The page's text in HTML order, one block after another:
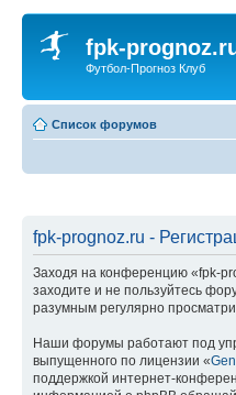
fpk-
Футбол-Прогноз Клуб
Список форумов
fpk-prognoz.ru -
Заходя на конференцию «fpk-
заходите и не пользуйтесь
разумным регулярно
Наши форумы работают под
выпущенного по лицензии «
поддержкой интернет-